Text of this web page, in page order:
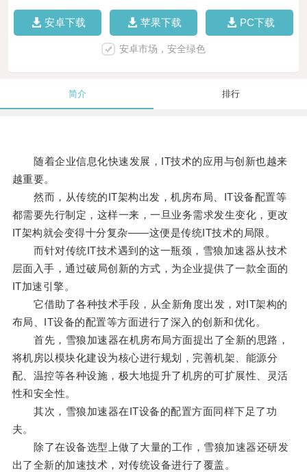
安卓下载 苹果下载 PC下载
安卓市场，安全绿色
简介 排行
随着企业信息化快速发展，IT技术的应用与创新也越来
越重要。
然而，从传统的IT架构出发，机房布局、IT设备配置等
都需要先行制定，这样一来，一旦业务需求发生变化，更改
IT架构就会变得十分复杂——这便是传统IT技术的局限。
而针对传统IT技术遇到的这一瓶颈，雪狼加速器从技术
层面入手，通过破局创新的方式，为企业提供了一款全面的
IT加速引擎。
它借助了各种技术手段，从全新角度出发，对IT架构的
布局、IT设备的配置等方面进行了深入的创新和优化。
首先，雪狼加速器在机房布局方面提出了全新的思路，
将机房以模块化建设为核心进行规划，完善机架、能源分
配、温控等各种设施，极大地提升了机房的可扩展性、灵活
性和安全性。
其次，雪狼加速器在IT设备的配置方面同样下足了功
夫。
除了在设备选型上做了大量的工作，雪狼加速器还研发
出了全新的加速技术，对传统设备进行了覆盖。